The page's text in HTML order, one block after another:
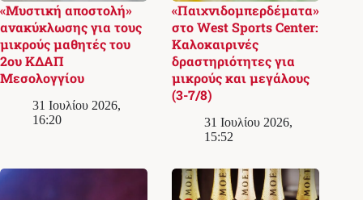
«Μυστική αποστολή»
ανακύκλωσης για τους
μικρούς μαθητές του
2ου ΚΔΑΠ
Μεσολογγίου
31 Ιουλίου 2026,
16:20
«Παιχνιδομπερδέματα»
στο West Sports Center:
Καλοκαιρινές
δραστηριότητες για
μικρούς και μεγάλους
(3-7/8)
31 Ιουλίου 2026,
15:52